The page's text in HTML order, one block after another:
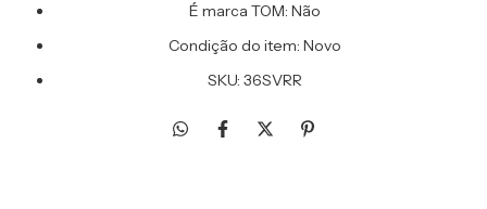
É marca TOM: Não
Condição do item: Novo
SKU: 36SVRR